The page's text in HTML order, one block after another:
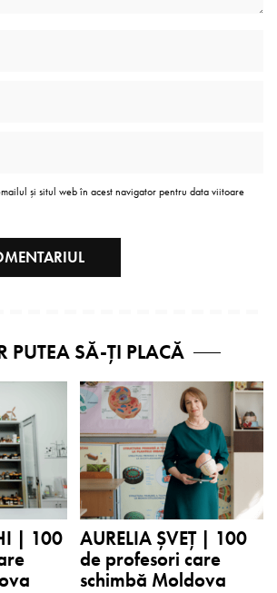
și situl web în acest navigator pentru data viitoare
PUTEA SĂ-ȚI PLACĂ
| 100
AURELIA ȘVEȚ | 100
de profesori care
schimbă Moldova